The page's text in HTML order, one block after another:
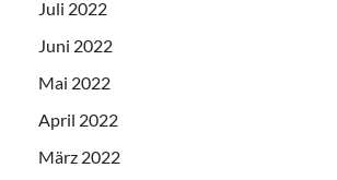
Juli 2022
Juni 2022
Mai 2022
April 2022
März 2022